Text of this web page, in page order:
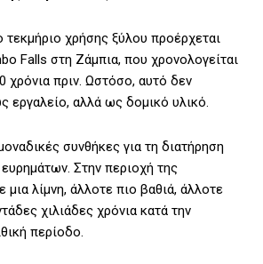
τεκμήριο χρήσης ξύλου προέρχεται
Falls στη Ζάμπια, που χρονολογείται
χρόνια πριν. Ωστόσο, αυτό δεν
εργαλείο, αλλά ως δομικό υλικό.
συνθήκες για τη διατήρηση
Στην περιοχή της
λίμνη, άλλοτε πιο βαθιά, άλλοτε
χιλιάδες χρόνια κατά την
περίοδο.